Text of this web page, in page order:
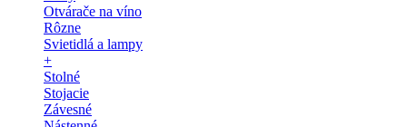
Otvárače na víno
Rôzne
Svietidlá a lampy
+
Stolné
Stojacie
Závesné